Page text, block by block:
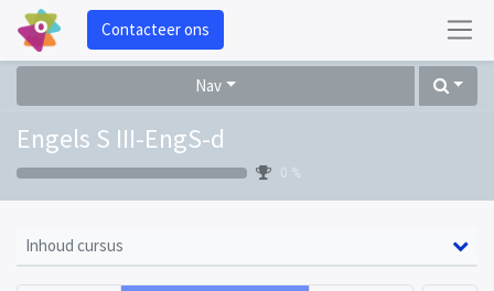
Contacteer ons
Nav
Engels S III-EngS-d
0 %
Inhoud cursus